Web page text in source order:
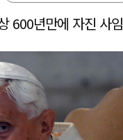
600년만에 자진 사임